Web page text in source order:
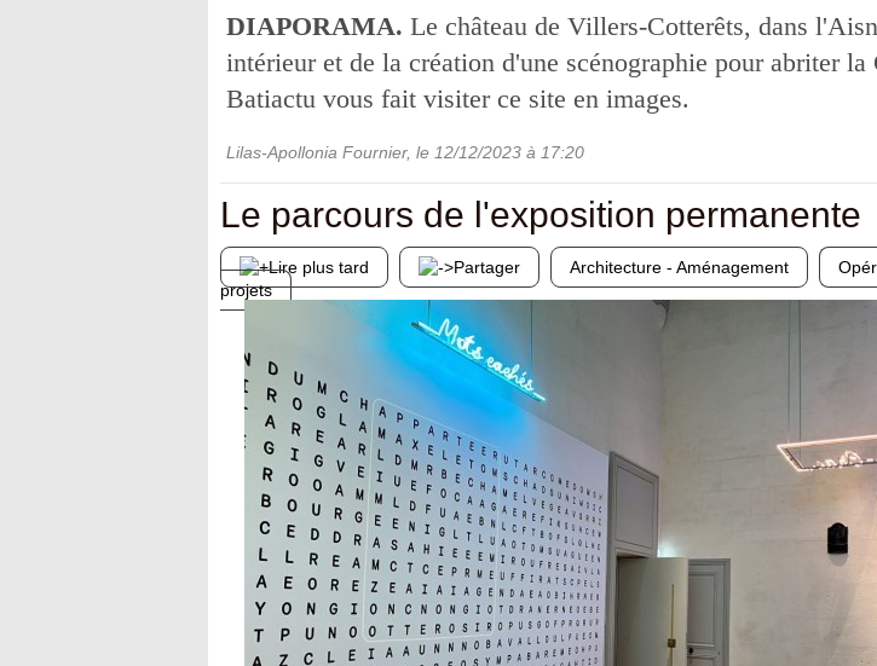
DIAPORAMA. Le château de Villers-Cotterêts, dans
intérieur et de la création d'une scénographie pour abriter
Batiactu vous fait visiter ce site en images.
Lilas-Apollonia Fournier, le 12/12/2023 à 17:20
Le parcours de l'exposition permanente
Lire plus tard Partager Architecture - Aménagement
projets